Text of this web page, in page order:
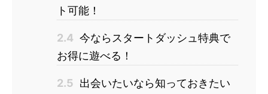
ト可能！
2.4 今ならスタートダッシュ特典で
お得に遊べる！
2.5 出会いたいなら知っておきたい